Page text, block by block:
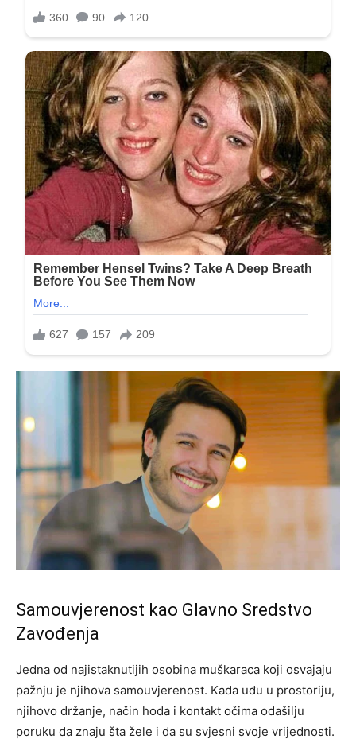
Samouvjerenost kao Glavno Sredstvo
Zavođenja
Jedna od najistaknutijih osobina muškaraca koji osvajaju
pažnju je njihova samouvjerenost. Kada uđu u prostoriju,
njihovo držanje, način hoda i kontakt očima odašilju
poruku da znaju šta žele i da su svjesni svoje vrijednosti.